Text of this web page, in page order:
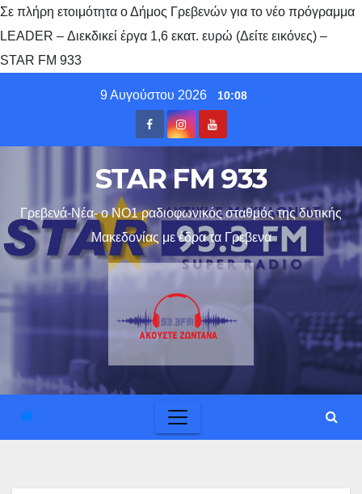
Σε πλήρη ετοιμότητα ο Δήμος Γρεβενών για το νέο πρόγραμμα
LEADER – Διεκδικεί έργα 1,6 εκατ. ευρώ (Δείτε εικόνες) –
STAR FM 933
9 Αυγούστου 2026 10:08
STAR FM 933
Γρεβενά-Νέα- ο ΝΟ1 ραδιοφωνικός σταθμός της δυτικής
Μακεδονίας με έδρα τα Γρεβενα